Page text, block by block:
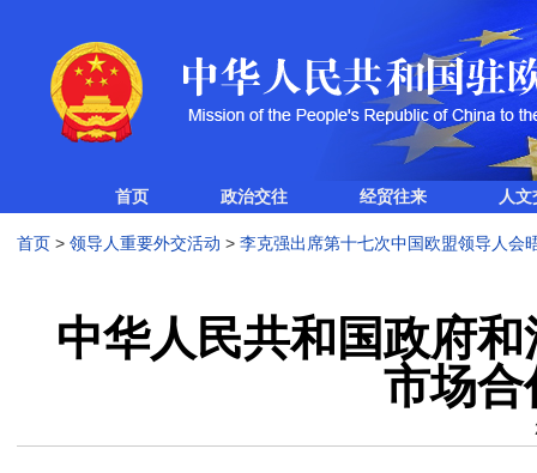
首页 政治交往 经贸往来 人
首页> 领导人重要外交活动 > 李克强出席第十七次中国欧盟领导人会
中华人民共和国政府
市场合